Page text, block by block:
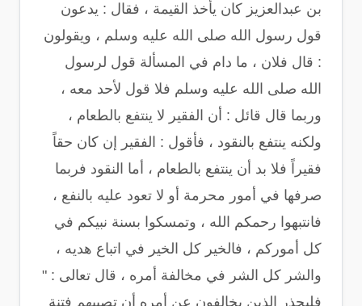
بن عبدالعزيز كان يأخذ القيمة ، فقال : يدعون
قول رسول الله صلى الله عليه وسلم ، ويقولون
: قال فلان ، ما دام في المسألة قول لرسول
الله صلى الله عليه وسلم فلا قول لأحد معه ،
وربما قال قائل : أن الفقير لا ينتفع بالطعام ،
ولكنه ينتفع بالنقود ، فأقول : الفقير إن كان حقاً
فقيراً فلا بد أن ينتفع بالطعام ، أما النقود فربما
صرفها في أمور محرمة أو لا تعود عليه بالنفع ،
فانتبهوا رحمكم الله ، وتمسكوا بسنة نبيكم في
كل أموركم ، فالخير كل الخير في اتباع هديه ،
والشر كل الشر في مخالفة أمره ، قال تعالى : "
فليحذر الذين يخالفون عن أمره أن تصيبهم فتنة